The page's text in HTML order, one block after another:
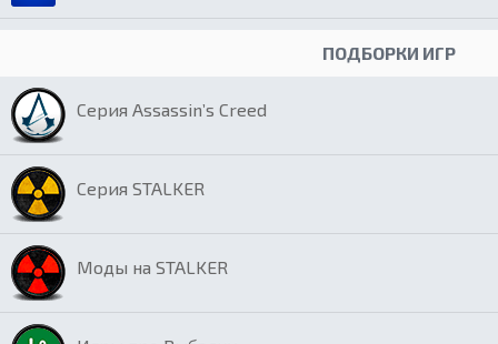
ПОДБОРКИ ИГР
Серия Assassin’s Creed
Серия STALKER
Моды на STALKER